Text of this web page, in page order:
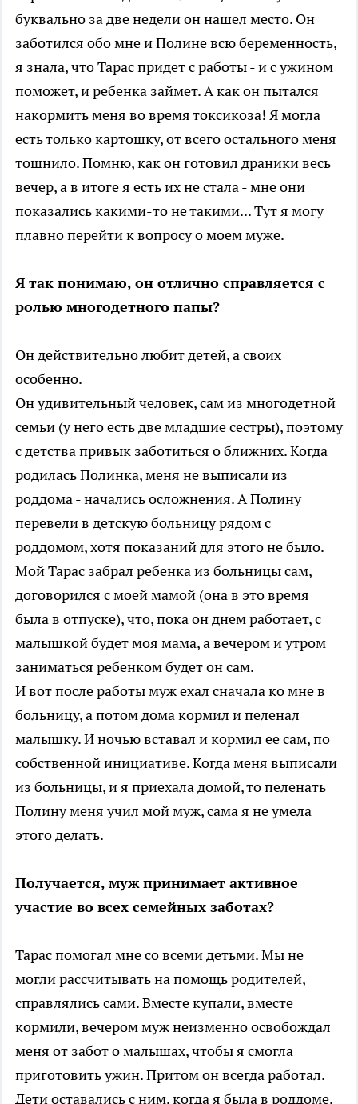
буквально за две недели он нашел место. Он
заботился обо мне и Полине всю беременность,
я знала, что Тарас придет с работы - и с ужином
поможет, и ребенка займет. А как он пытался
накормить меня во время токсикоза! Я могла
есть только картошку, от всего остального меня
тошнило. Помню, как он готовил драники весь
вечер, а в итоге я есть их не стала - мне они
показались какими-то не такими... Тут я могу
плавно перейти к вопросу о моем муже.
Я так понимаю, он отлично справляется с
ролью многодетного папы?
Он действительно любит детей, а своих
особенно.
Он удивительный человек, сам из многодетной
семьи (у него есть две младшие сестры), поэтому
с детства привык заботиться о ближних. Когда
родилась Полинка, меня не выписали из
роддома - начались осложнения. А Полину
перевели в детскую больницу рядом с
роддомом, хотя показаний для этого не было.
Мой Тарас забрал ребенка из больницы сам,
договорился с моей мамой (она в это время
была в отпуске), что, пока он днем работает, с
малышкой будет моя мама, а вечером и утром
заниматься ребенком будет он сам.
И вот после работы муж ехал сначала ко мне в
больницу, а потом дома кормил и пеленал
малышку. И ночью вставал и кормил ее сам, по
собственной инициативе. Когда меня выписали
из больницы, и я приехала домой, то пеленать
Полину меня учил мой муж, сама я не умела
этого делать.
Получается, муж принимает активное
участие во всех семейных заботах?
Тарас помогал мне со всеми детьми. Мы не
могли рассчитывать на помощь родителей,
справлялись сами. Вместе купали, вместе
кормили, вечером муж неизменно освобождал
меня от забот о малышах, чтобы я смогла
приготовить ужин. Притом он всегда работал.
Дети оставались с ним, когда я была в роддоме,